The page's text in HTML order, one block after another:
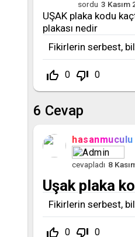
sordu 3 Kasım
UŞAK plaka kodu
plakası nedir
Fikirlerin serbest,
thumb_up_off_alt 0 thumb_down_off_alt 0
6 Cevap
hasanmuculu
cevapladı 8
Uşak plaka
Fikirlerin serbest,
thumb_up_off_alt 0 thumb_down_off_alt 0